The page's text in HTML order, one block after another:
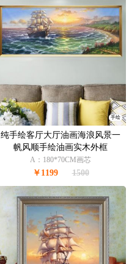
手绘
纯手绘客厅大厅油画海浪风景一
帆风顺手绘油画实木外框
A：180*70CM画芯
￥1199 1500